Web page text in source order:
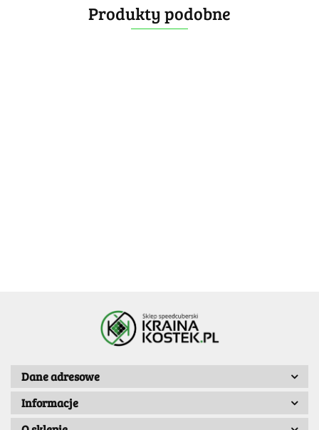
Produkty podobne
Dane adresowe
Informacje